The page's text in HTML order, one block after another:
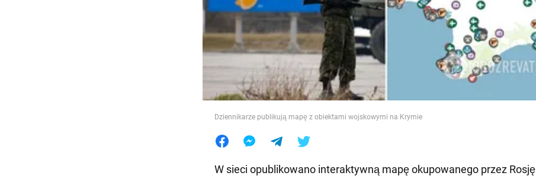
Jedzenie
Dziennikarze publikują mapę z obiektami wojskowymi na Krymie
W sieci opublikowano interaktywną mapę okupowanego przez Rosję